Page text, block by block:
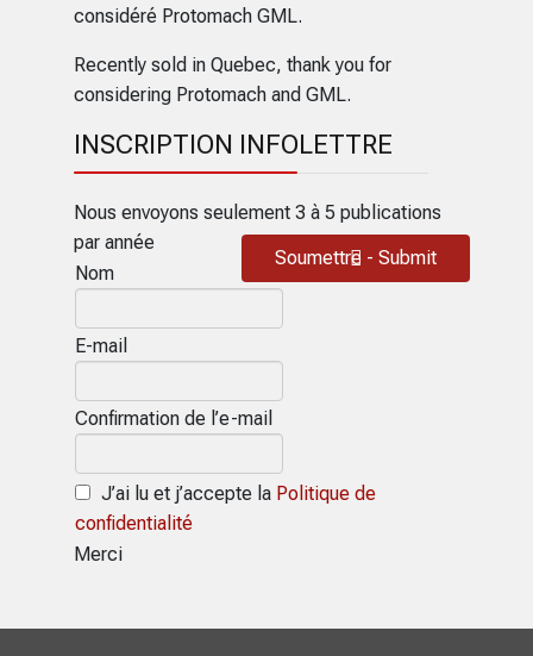
considéré Protomach GML.
Recently sold in Quebec, thank you for
considering Protomach and GML.
INSCRIPTION INFOLETTRE
Nous envoyons seulement 3 à 5 publications
par année
Nom
E-mail
Confirmation de l’e-mail
J’ai lu et j’accepte la Politique de
confidentialité
Soumettre - Submit
Merci